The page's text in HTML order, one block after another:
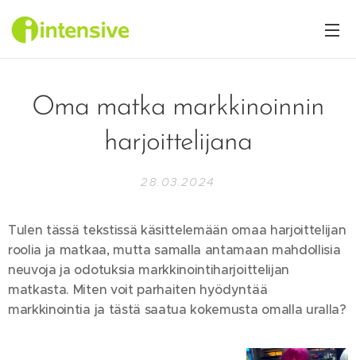
Oma matka markkinoinnin
harjoittelijana
28.03.2024
Tulen tässä tekstissä käsittelemään omaa harjoittelijan
roolia ja matkaa, mutta samalla antamaan mahdollisia
neuvoja ja odotuksia markkinointiharjoittelijan
matkasta. Miten voit parhaiten hyödyntää
markkinointia ja tästä saatua kokemusta omalla uralla?